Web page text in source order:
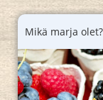
Mikä marja olet?